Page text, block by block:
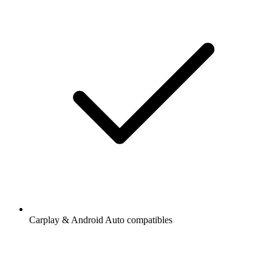
Carplay & Android Auto compatibles